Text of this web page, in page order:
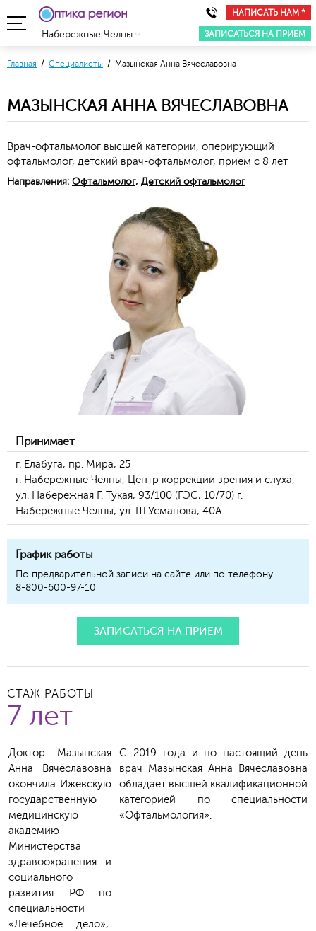
НАПИСАТЬ НАМ *
ЗАПИСАТЬСЯ НА ПРИЕМ
Набережные Челны
Главная / Специалисты / Мазынская Анна Вячеславовна
МАЗЫНСКАЯ АННА ВЯЧЕСЛАВОВНА
Врач-офтальмолог высшей категории, оперирующий
офтальмолог, детский врач-офтальмолог, прием с 8 лет
Направления: Офтальмолог, Детский офтальмолог
Принимает
г. Елабуга, пр. Мира, 25
г. Набережные Челны, Центр коррекции зрения и слуха,
ул. Набережная Г. Тукая, 93/100 (ГЭС, 10/70) г.
Набережные Челны, ул. Ш.Усманова, 40А
График работы
По предварительной записи на сайте или по телефону
8-800-600-97-10
ЗАПИСАТЬСЯ НА ПРИЕМ
СТАЖ РАБОТЫ
7 лет
Доктор Мазынская
Анна Вячеславовна
окончила Ижевскую
государственную
медицинскую
академию
Министерства
здравоохранения и
социального
развития РФ по
специальности
«Лечебное дело»,
С 2019 года и по настоящий день
врач Мазынская Анна Вячеславовна
обладает высшей квалификационной
категорией по специальности
«Офтальмология».